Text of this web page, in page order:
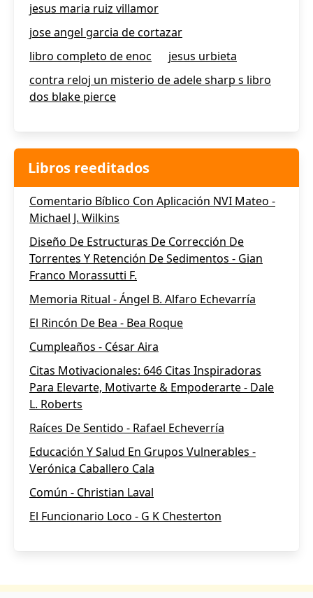
jesus maria ruiz villamor
jose angel garcia de cortazar
libro completo de enoc
jesus urbieta
contra reloj un misterio de adele sharp s libro
dos blake pierce
Libros reeditados
Comentario Bíblico Con Aplicación NVI Mateo -
Michael J. Wilkins
Diseño De Estructuras De Corrección De
Torrentes Y Retención De Sedimentos - Gian
Franco Morassutti F.
Memoria Ritual - Ángel B. Alfaro Echevarría
El Rincón De Bea - Bea Roque
Cumpleaños - César Aira
Citas Motivacionales: 646 Citas Inspiradoras
Para Elevarte, Motivarte & Empoderarte - Dale
L. Roberts
Raíces De Sentido - Rafael Echeverría
Educación Y Salud En Grupos Vulnerables -
Verónica Caballero Cala
Común - Christian Laval
El Funcionario Loco - G K Chesterton